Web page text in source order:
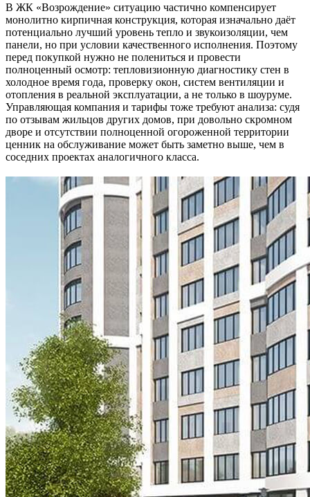
В ЖК «Возрождение» ситуацию частично компенсирует
монолитно кирпичная конструкция, которая изначально даёт
потенциально лучший уровень тепло и звукоизоляции, чем
панели, но при условии качественного исполнения. Поэтому
перед покупкой нужно не полениться и провести
полноценный осмотр: тепловизионную диагностику стен в
холодное время года, проверку окон, систем вентиляции и
отопления в реальной эксплуатации, а не только в шоуруме.
Управляющая компания и тарифы тоже требуют анализа: судя
по отзывам жильцов других домов, при довольно скромном
дворе и отсутствии полноценной огороженной территории
ценник на обслуживание может быть заметно выше, чем в
соседних проектах аналогичного класса.